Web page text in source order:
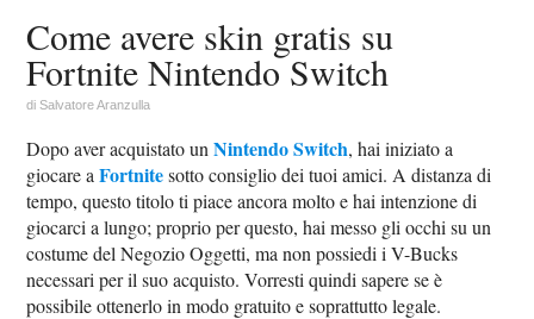
Come avere skin gratis su
Fortnite Nintendo Switch
diSalvatore Aranzulla
Dopo aver acquistato unNintendo Switch, hai iniziato a
giocare aFortnitesotto consiglio dei tuoi amici. A distanza di
tempo, questo titolo ti piace ancora molto e hai intenzione di
giocarci a lungo; proprio per questo, hai messo gli occhi su un
costume del Negozio Oggetti, ma non possiedi i V-Bucks
necessari per il suo acquisto. Vorresti quindi sapere se è
possibile ottenerlo in modo gratuito e soprattutto legale.